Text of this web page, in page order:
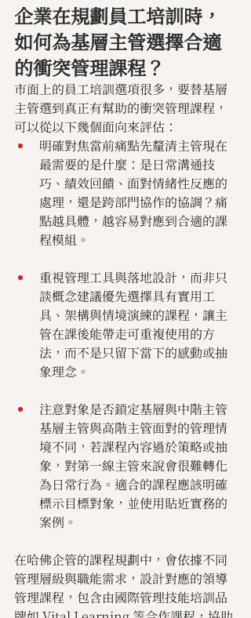
企業在規劃員工培訓時，
如何為基層主管選擇合適
的衝突管理課程？
市面上的員工培訓選項很多，要替基層
主管選到真正有幫助的衝突管理課程，
可以從以下幾個面向來評估：
明確對焦當前痛點先釐清主管現在
最需要的是什麼：是日常溝通技
巧、績效回饋、面對情緒性反應的
處理，還是跨部門協作的協調？痛
點越具體，越容易對應到合適的課
程模組。
重視管理工具與落地設計，而非只
談概念建議優先選擇具有實用工
具、架構與情境演練的課程，讓主
管在課後能帶走可重複使用的方
法，而不是只留下當下的感動或抽
象理念。
注意對象是否鎖定基層與中階主管
基層主管與高階主管面對的管理情
境不同，若課程內容過於策略或抽
象，對第一線主管來說會很難轉化
為日常行為。適合的課程應該明確
標示目標對象，並使用貼近實務的
案例。
在哈佛企管的課程規劃中，會依據不同
管理層級與職能需求，設計對應的領導
管理課程，包含由國際管理技能培訓品